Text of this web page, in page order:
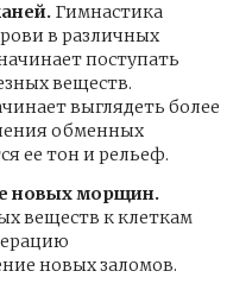
Гимнастика
в различных
поступать
веществ.
выглядеть более
обменных
ее тон и рельеф.
новых морщин.
веществ к клеткам
новых заломов.